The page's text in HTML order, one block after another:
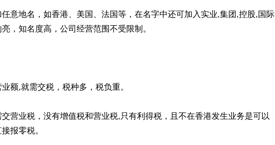
意地名，如香港、美国、法国等，在名字中还可加入实业,集团,控股,国际
，知名度高，公司经营范围不受限制。
额,就需交税，税种多，税负重。
营业税，没有增值税和营业税,只有利得税，且不在香港发生业务是可以
报零税。